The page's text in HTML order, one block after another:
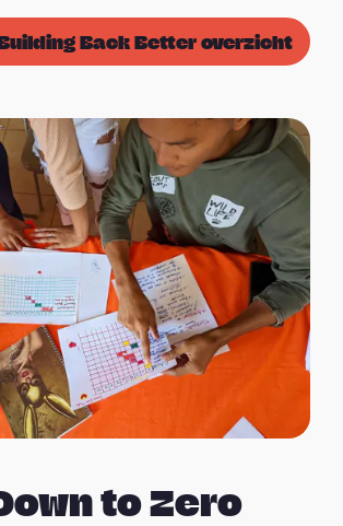
Back Better overzicht
to Zero